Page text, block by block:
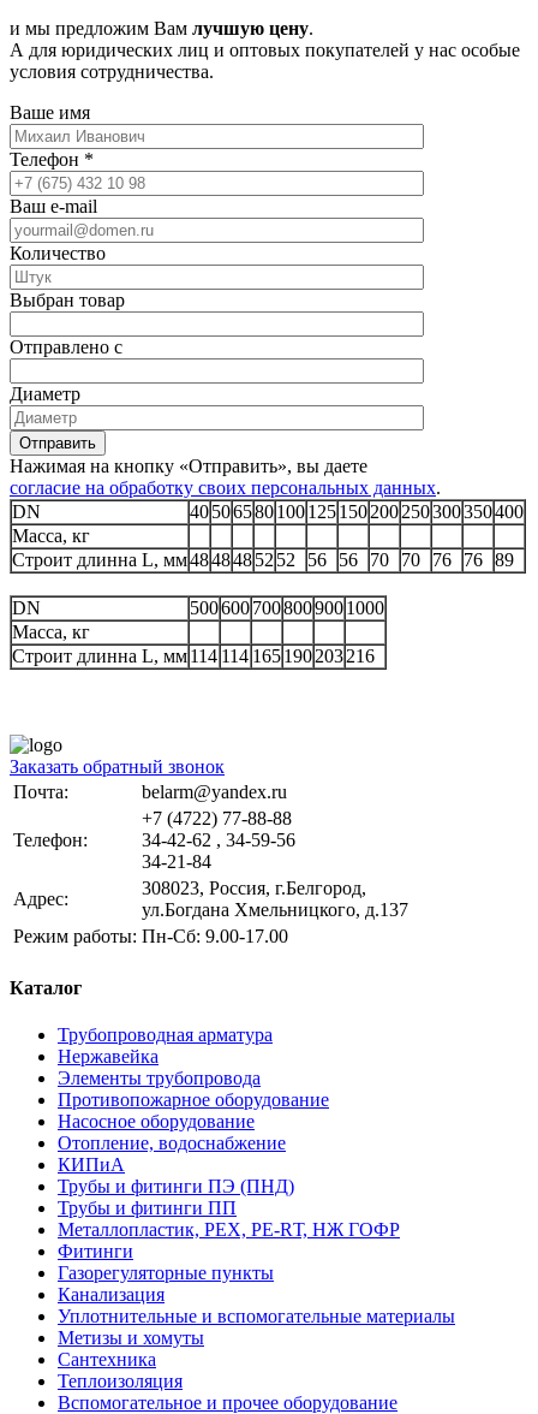
и мы предложим Вам лучшую цену.
А для юридических лиц и оптовых покупателей у нас особые
условия сотрудничества.
Ваше имя
Телефон *
Ваш e-mail
Количество
Выбран товар
Отправлено с
Диаметр
Отправить
Нажимая на кнопку «Отправить», вы даете
согласие на обработку своих персональных данных.
DN
40506580100125150200250300350400
Масса, кг
Строит длинна L, мм48484852 52 56 56 70 70 76 76 89
DN 5006007008009001000
Масса, кг
Строит длинна L, мм114 114 165190203216
Заказать обратный звонок
Почта:
belarm@yandex.ru
Телефон:
+7 (4722) 77-88-88
34-42-62 , 34-59-56
34-21-84
Адрес:
308023, Россия, г.Белгород,
ул.Богдана Хмельницкого, д.137
Режим работы: Пн-Сб: 9.00-17.00
Каталог
Трубопроводная арматура
Нержавейка
Элементы трубопровода
Противопожарное оборудование
Насосное оборудование
Отопление, водоснабжение
КИПиА
Трубы и фитинги ПЭ (ПНД)
Трубы и фитинги ПП
Металлопластик, РЕХ, РЕ-RТ, НЖ ГОФР
Фитинги
Газорегуляторные пункты
Канализация
Уплотнительные и вспомогательные материалы
Метизы и хомуты
Сантехника
Теплоизоляция
Вспомогательное и прочее оборудование